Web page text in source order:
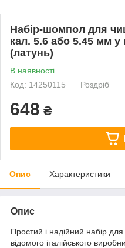
Набір-шомпол для
кал. 5.6 або 5.45 мм у
(латунь)
В наявності
Код: 14250115
Роздріб
648 ₴
Опис Характеристики
Опис
Простий і надійний набір
відомого італійського